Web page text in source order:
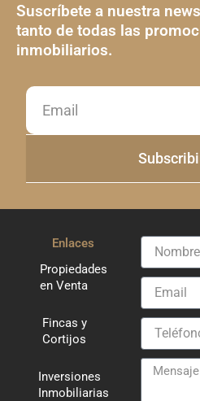
Suscríbete a nuestra
tanto de todas las
inmobiliarios.
Email
Enlaces
Propiedades
en Venta
Fincas y
Cortijos
Inversiones
Inmobiliarias
Nombre
Completo
Email
Teléfono
Contacto
Mensaje